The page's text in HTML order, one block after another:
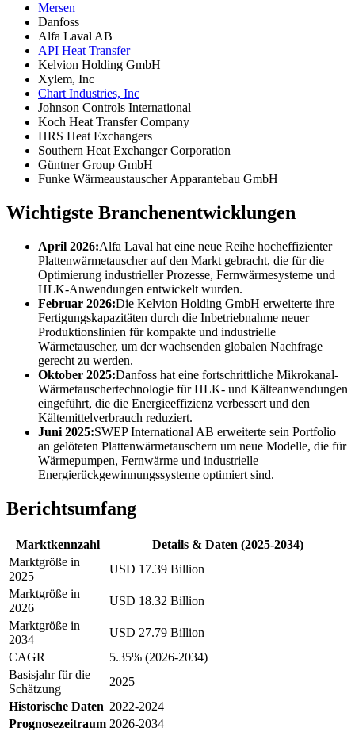
Mersen
Danfoss
Alfa Laval AB
API Heat Transfer
Kelvion Holding GmbH
Xylem, Inc
Chart Industries, Inc
Johnson Controls International
Koch Heat Transfer Company
HRS Heat Exchangers
Southern Heat Exchanger Corporation
Güntner Group GmbH
Funke Wärmeaustauscher Apparantebau GmbH
Wichtigste Branchenentwicklungen
April 2026:Alfa Laval hat eine neue Reihe hocheffizienter
Plattenwärmetauscher auf den Markt gebracht, die für die
Optimierung industrieller Prozesse, Fernwärmesysteme und
HLK-Anwendungen entwickelt wurden.
Februar 2026:Die Kelvion Holding GmbH erweiterte ihre
Fertigungskapazitäten durch die Inbetriebnahme neuer
Produktionslinien für kompakte und industrielle
Wärmetauscher, um der wachsenden globalen Nachfrage
gerecht zu werden.
Oktober 2025:Danfoss hat eine fortschrittliche Mikrokanal-
Wärmetauschertechnologie für HLK- und Kälteanwendungen
eingeführt, die die Energieeffizienz verbessert und den
Kältemittelverbrauch reduziert.
Juni 2025:SWEP International AB erweiterte sein Portfolio
an gelöteten Plattenwärmetauschern um neue Modelle, die für
Wärmepumpen, Fernwärme und industrielle
Energierückgewinnungssysteme optimiert sind.
Berichtsumfang
Marktkennzahl
Details & Daten (2025-2034)
Marktgröße in
2025
USD 17.39 Billion
Marktgröße in
2026
USD 18.32 Billion
Marktgröße in
2034
USD 27.79 Billion
CAGR
5.35% (2026-2034)
Basisjahr für die
Schätzung
2025
Historische Daten 2022-2024
Prognosezeitraum 2026-2034